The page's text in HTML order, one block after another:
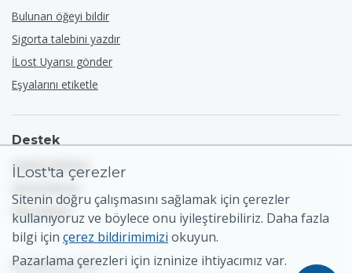
Bulunan öğeyi bildir
Sigorta talebini yazdır
İLost Uyarısı gönder
Eşyalarını etiketle
Destek
Yardım Merkezi
Site Haritası
© 2026 iLost B.V.
İLost'ta çerezler
Sitenin doğru çalışmasını sağlamak için çerezler
kullanıyoruz ve böylece onu iyileştirebiliriz. Daha fazla
bilgi için çerez bildirimimizi okuyun.
Pazarlama çerezleri için izninize ihtiyacımız var.